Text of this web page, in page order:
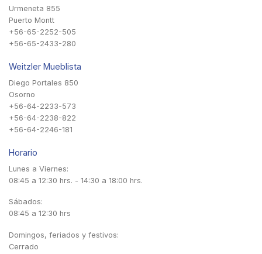
Urmeneta 855
Puerto Montt
+56-65-2252-505
+56-65-2433-280
Weitzler Mueblista
Diego Portales 850
Osorno
+56-64-2233-573
+56-64-2238-822
+56-64-2246-181
Horario
Lunes a Viernes:
08:45 a 12:30 hrs. - 14:30 a 18:00 hrs.
Sábados:
08:45 a 12:30 hrs
Domingos, feriados y festivos:
Cerrado